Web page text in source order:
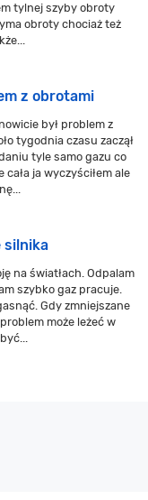
tylnej szyby obroty
obroty chociaż też
z obrotami
był problem z
tygodnia czasu zaczął
tyle samo gazu co
ja wyczyściłem ale
silnika
na światłach. Odpalam
szybko gaz pracuje.
Gdy zmniejszane
może leżeć w